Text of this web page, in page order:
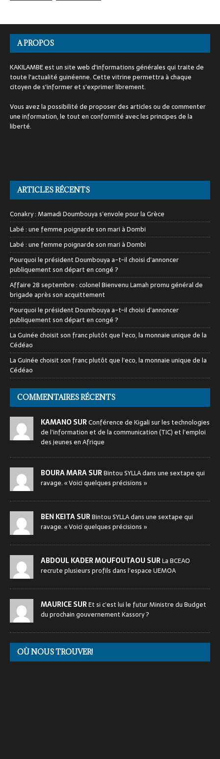
A PROPOS
KAKILAMBE est un site web d'informations générales qui traite de
toute l'actualité guinéenne. Cette vitrine permettra à chaque
citoyen de s'informer et s'exprimer librement.
Vous avez la possibilité de proposer des articles ou de commenter
une information, le tout en conformité avec les principes de la
liberté.
ARTICLES RÉCENTS
Conakry : Mamadi Doumbouya s’envole pour la Grèce
Labé : une femme poignarde son mari à Dombi
Labé : une femme poignarde son mari à Dombi
Pourquoi le président Doumbouya a-t-il choisi d’annoncer
publiquement son départ en congé ?
Affaire 28 septembre : colonel Bienvenu Lamah promu général de
brigade après son acquittement
Pourquoi le président Doumbouya a-t-il choisi d’annoncer
publiquement son départ en congé ?
La Guinée choisit son franc plutôt que l’eco, la monnaie unique de la
Cédéao
La Guinée choisit son franc plutôt que l’eco, la monnaie unique de la
Cédéao
COMMENTAIRES RÉCENTS
KAMANO SURConférence de Kigali sur les technologies
de l’information et de la communication (TIC) et l’emploi
des jeunes en Afrique
BOURA MARA SURBintou SYLLA dans une sextape qui
ravage. « Voici quelques précisions »
BEN KEITA SURBintou SYLLA dans une sextape qui
ravage. « Voici quelques précisions »
ABDOUL KADER MOUFOUTAOU SURLa BCEAO
recrute plusieurs profils dans l’espace UEMOA
MAURICE SUREt si c’est lui le futur Ministre du Budget
du prochain gouvernement Kassory ?
OÙ NOUS TROUVER!